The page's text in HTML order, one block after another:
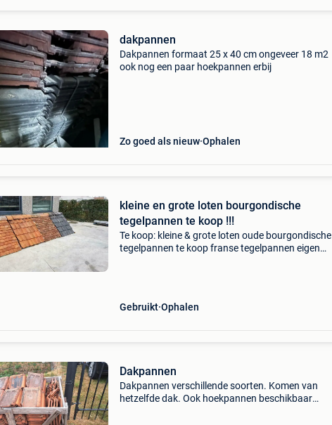
dakpannen
Dakpannen formaat 25 x 40 cm ongeveer 18 m2
ook nog een paar hoekpannen erbij
Zo goed als nieuw Ophalen
kleine en grote loten bourgondische
tegelpannen te koop !!!
Te koop: kleine & grote loten oude bourgondische
tegelpannen te koop franse tegelpannen eigen
Gebruikt Ophalen
Dakpannen
Dakpannen verschillende soorten. Komen van
hetzelfde dak. Ook hoekpannen beschikbaar